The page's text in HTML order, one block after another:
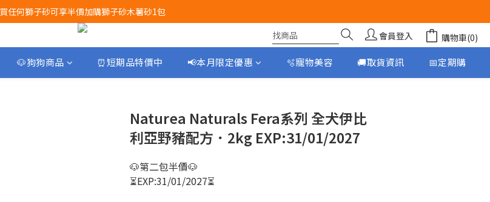
Airbuggy 全線現貨8折！立即點擊火速搶購
買任何獅子砂可享半價加購獅子砂木薯砂1包
Airbuggy 全線現貨8折！立即點擊火速搶購
會員登入 購物車(0)
🐶狗狗商品 ⏰短期品特價中 📢本月限定優惠 🫧寵物美容 🚚取貨資訊 📅定期購
Naturea Naturals Fera系列 全犬伊比
利亞野豬配方．2kg EXP:31/01/2027
🐶第二包半價🐶
⏳EXP:31/01/2027⏳